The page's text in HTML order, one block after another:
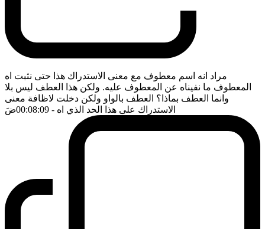
مراد انه اسم معطوف مع معنى الاستدراك هذا حتى نثبت اه
المعطوف ما نفيناه عن المعطوف عليه. ولكن هذا العطف ليس بلا
وانما العطف بماذا؟ العطف بالواو ولكن دخلت لاظافة معنى
الاستدراك على هذا الحد الذي اه - 00:08:09 ضَ